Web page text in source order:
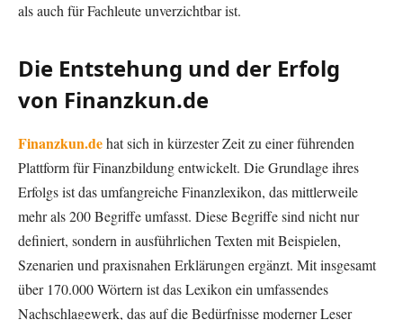
als auch für Fachleute unverzichtbar ist.
Die Entstehung und der Erfolg
von Finanzkun.de
Finanzkun.dehat sich in kürzester Zeit zu einer führenden
Plattform für Finanzbildung entwickelt. Die Grundlage ihres
Erfolgs ist das umfangreiche Finanzlexikon, das mittlerweile
mehr als 200 Begriffe umfasst. Diese Begriffe sind nicht nur
definiert, sondern in ausführlichen Texten mit Beispielen,
Szenarien und praxisnahen Erklärungen ergänzt. Mit insgesamt
über 170.000 Wörtern ist das Lexikon ein umfassendes
Nachschlagewerk, das auf die Bedürfnisse moderner Leser